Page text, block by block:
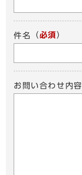
件名 （必須）
お問い合わせ内容